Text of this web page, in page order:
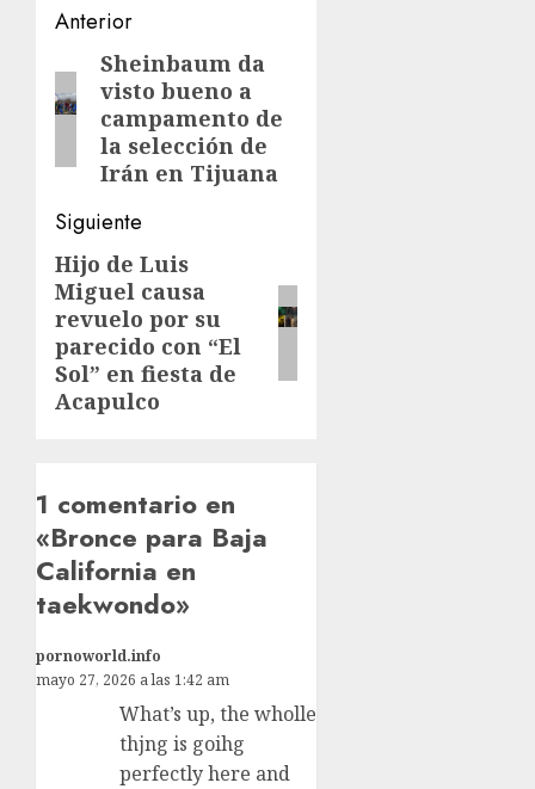
Navegación
de
entradas
Anterior
Entrada
anterior:
Sheinbaum da
visto bueno a
campamento de
la selección de
Irán en Tijuana
Siguiente
Siguiente
entrada:
Hijo de Luis
Miguel causa
revuelo por su
parecido con “El
Sol” en fiesta de
Acapulco
1 comentario en
«Bronce para Baja
California en
taekwondo»
pornoworld.info
mayo 27, 2026 a las 1:42 am
What’s up, the wholle
thjng is goihg
perfectly here and